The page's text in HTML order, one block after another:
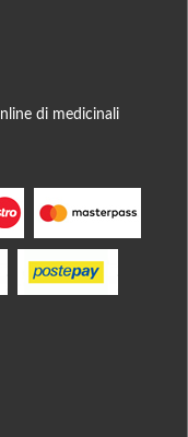
di medicinali